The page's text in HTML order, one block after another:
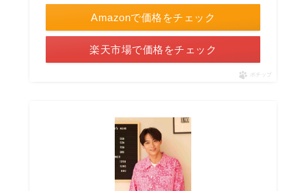
Amazonで価格をチェック
楽天市場で価格をチェック
ポチップ